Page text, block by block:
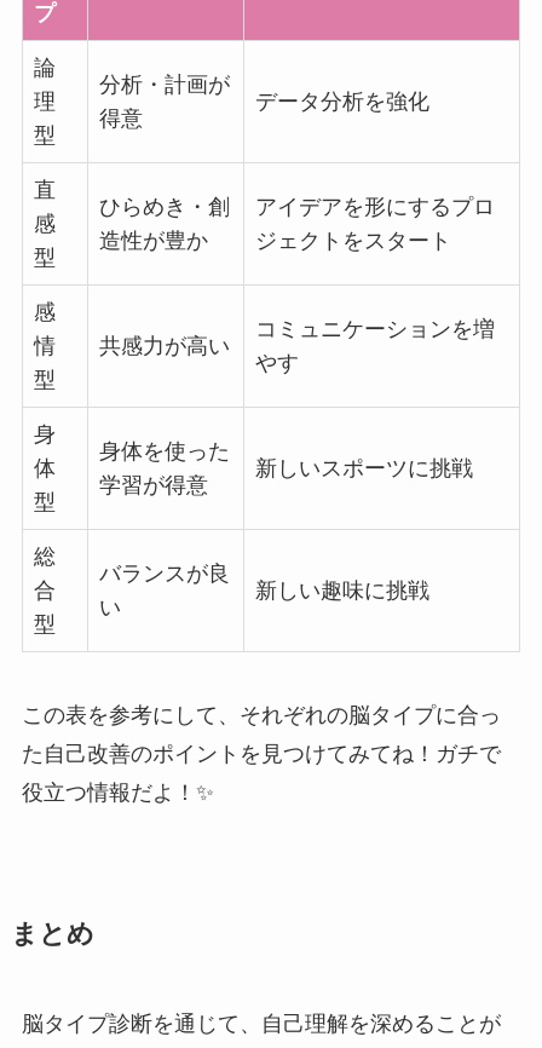
プ
論
理
型
分析・計画が
得意
データ分析を強化
直
感
型
ひらめき・創
造性が豊か
アイデアを形にするプロ
ジェクトをスタート
感
情
型
共感力が高い
コミュニケーションを増
やす
身
体
型
身体を使った
学習が得意
新しいスポーツに挑戦
総
合
型
バランスが良
い
新しい趣味に挑戦
この表を参考にして、それぞれの脳タイプに合っ
た自己改善のポイントを見つけてみてね！ガチで
役立つ情報だよ！✨
まとめ
脳タイプ診断を通じて、自己理解を深めることが